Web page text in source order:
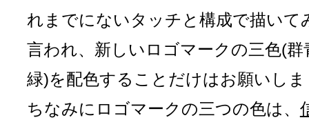
れまでにないタッチと構成で描いて
言われ、新しいロゴマークの三色(群
緑)を配色することだけはお願いし
ちなみにロゴマークの三つの色は、